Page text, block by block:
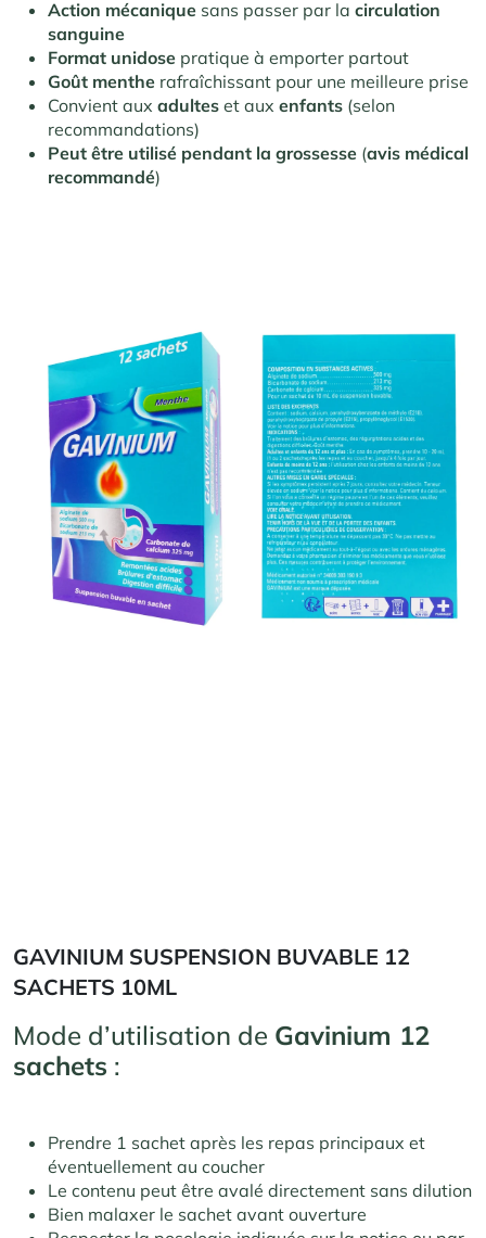
Action mécanique sans passer par la circulation
sanguine
Format unidose pratique à emporter partout
Goût menthe rafraîchissant pour une meilleure prise
Convient aux adultes et aux enfants (selon
recommandations)
Peut être utilisé pendant la grossesse (avis médical
recommandé)
GAVINIUM SUSPENSION BUVABLE 12
SACHETS 10ML
Mode d’utilisation de Gavinium 12
sachets :
Prendre 1 sachet après les repas principaux et
éventuellement au coucher
Le contenu peut être avalé directement sans dilution
Bien malaxer le sachet avant ouverture